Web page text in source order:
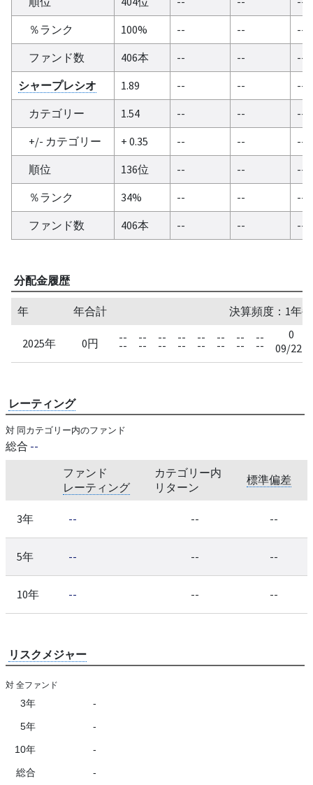
％ランク
100% -- --
--
ファンド数
406本 -- --
--
シャープレシオ
1.89 -- --
--
カテゴリー
1.54 -- --
--
+/- カテゴリー
+ 0.35 -- --
--
順位
136位 -- --
--
％ランク
34% -- --
--
ファンド数
406本 -- -- --
分配金履歴
年 年合計 決算頻度：1年
2025年 0円 --
--
--
--
--
--
--
--
--
--
--
--
--
--
--
--
0
09/22
レーティング
対 同カテゴリー内のファンド
総合 --
ファンド
レーティング
カテゴリー内
リターン
標準偏差
3年 -- -- --
5年 -- -- --
10年 -- -- --
リスクメジャー
対 全ファンド
3年 -
5年 -
10年 -
総合 -